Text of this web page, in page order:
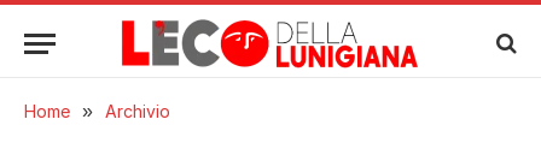
Home » Archivio